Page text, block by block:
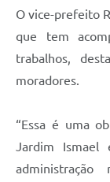
O vice-prefeito
que tem
trabalhos,
moradores.
“Essa é uma
Jardim Ismael